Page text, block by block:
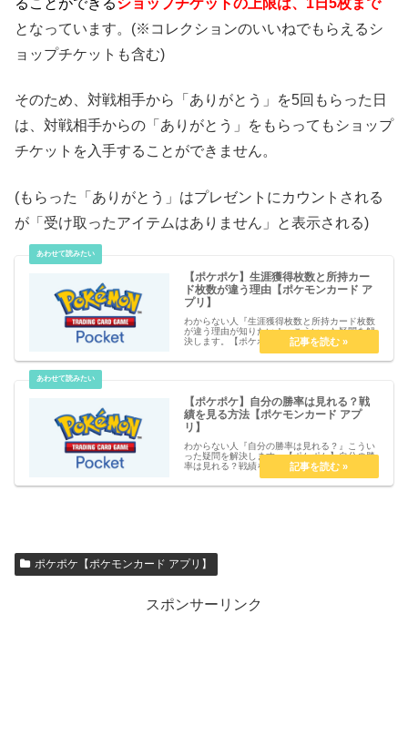
となっています。(※コレクションのいいねでもらえるシ
ョップチケットも含む)
そのため、対戦相手から「ありがとう」を5回もらった日
は、対戦相手からの「ありがとう」をもらってもショップ
チケットを入手することができません。
(もらった「ありがとう」はプレゼントにカウントされる
が「受け取ったアイテムはありません」と表示される)
【ポケポケ】生涯獲得枚数と所持カー
ド枚数が違う理由【ポケモンカード ア
プリ】
わからない人『生涯獲得枚数と所持カード枚数
が違う理由が知りたい！』こういった疑問を解
決します。【ポケポケ】生涯獲得枚数と所持カ
ード枚数が違う理由【ポケモンカード アプリ】
生涯獲得枚数と所持カード枚数が違う理由カー
【ポケポケ】自分の勝率は見れる？戦
績を見る方法【ポケモンカード アプ
リ】
わからない人『自分の勝率は見れる？』こうい
った疑問を解決します。【ポケポケ】自分の勝
率は見れる？戦績を見る方法【ポケモンカード
アプリ】自分の勝率は見れる？2024年11月現
在、ポケポケでは自分の勝率を確認することは
ポケポケ【ポケモンカード アプリ】
スポンサーリンク